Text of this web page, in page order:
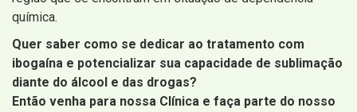
química.
Quer saber como se dedicar ao tratamento com
ibogaína e potencializar sua capacidade de sublimação
diante do álcool e das drogas?
Então venha para nossa Clínica e faça parte do nosso